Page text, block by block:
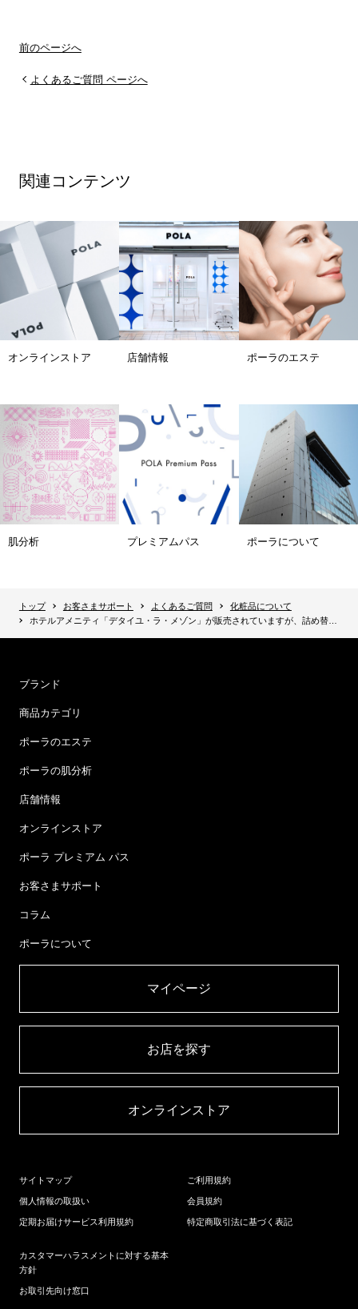
前のページへ
よくあるご質問 ページへ
関連コンテンツ
オンラインストア 店舗情報 ポーラのエステ
肌分析 プレミアムパス ポーラについて
トップ お客さまサポート よくあるご質問
化粧品について
ホテルアメニティ「デタイユ・ラ・メゾン」が販売されていますが、詰め替え用リフィルはありますか。
ブランド
商品カテゴリ
ポーラのエステ
ポーラの肌分析
店舗情報
オンラインストア
ポーラ プレミアム パス
お客さまサポート
コラム
ポーラについて
マイページ​
お店を探す​
オンラインストア​
サイトマップ
個人情報の取扱い
定期お届けサービス利用規約
ご利用規約
会員規約
特定商取引法に基づく表記
カスタマーハラスメントに対する基本
方針
お取引先向け窓口